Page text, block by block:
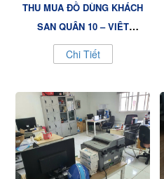
THU MUA ĐỒ DÙNG KHÁCH
SẠN QUẬN 10 – VIỆT
VƯỢNG, GIẢI PHÁP TỐI ƯU
CHO KHÁCH SẠN CỦA BẠN
Chi Tiết